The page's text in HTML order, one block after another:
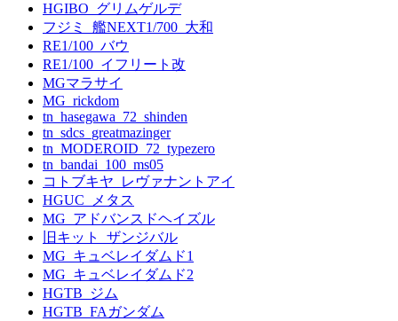
HGIBO_グリムゲルデ
フジミ_艦NEXT1/700_大和
RE1/100_バウ
RE1/100_イフリート改
MGマラサイ
MG_rickdom
tn_hasegawa_72_shinden
tn_sdcs_greatmazinger
tn_MODEROID_72_typezero
tn_bandai_100_ms05
コトブキヤ_レヴァナントアイ
HGUC_メタス
MG_アドバンスドヘイズル
旧キット_ザンジバル
MG_キュベレイダムド1
MG_キュベレイダムド2
HGTB_ジム
HGTB_FAガンダム